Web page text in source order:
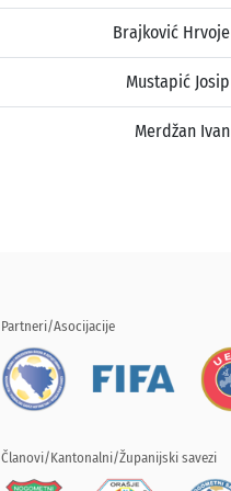
Brajković Hrvoje
Mustapić Josip
Merdžan Ivan
Partneri/Asocijacije
Članovi/Kantonalni/Županijski savezi